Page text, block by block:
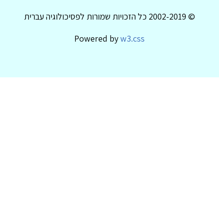
© 2002-2019 כל הזכויות שמורות לפסיכולוגיה עברית
Powered byw3.css